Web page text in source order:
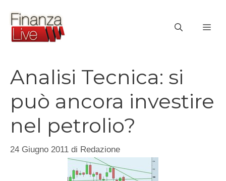
contenuto
Analisi Tecnica: si
può ancora investire
nel petrolio?
24 Giugno 2011 di Redazione